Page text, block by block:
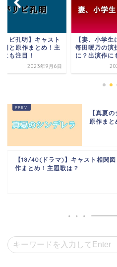
リピ孔明】キャスト
図と原作まとめ！主
にも注目！
2023年9月6日
【妻、小学生
毎田暖乃の演
に？出演作に
【真夏
原作まと
【18/40(ドラマ)】キャスト相関図
作まとめ！主題歌は？